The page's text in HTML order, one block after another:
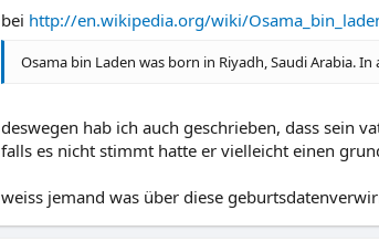
bei http://en.wikipedia.org/wiki/
Osama bin Laden was born in Riyadh, Saudi Arabia.
deswegen hab ich auch geschrieben, dass sein
falls es nicht stimmt hatte er vielleicht einen
weiss jemand was über diese